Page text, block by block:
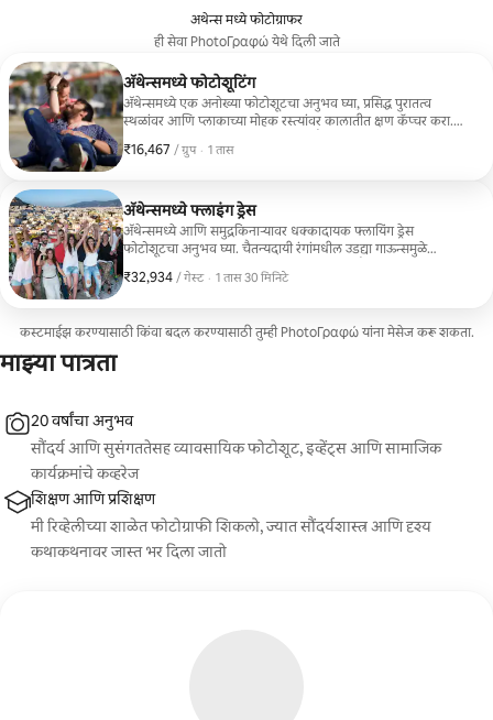
अथेन्स मध्ये फोटोग्राफर
ही सेवा PhotoΓραφώ येथे दिली जाते
ॲथेन्समध्ये फोटोशूटिंग
ॲथेन्समध्ये एक अनोख्या फोटोशूटचा अनुभव घ्या, प्रसिद्ध पुरातत्व
स्थळांवर आणि प्लाकाच्या मोहक रस्त्यांवर कालातीत क्षण कॅप्चर करा.
संस्कृती, सौंदर्य आणि अस्सल ग्रीक वातावरण यांचे मिश्रण आहे. भव्य
प्रतिबिंबित करतात आणि तुम्हाला जगातील सर्वात ऐतिहासिक
ठिकाणांपैकी एकाच्या अविस्मरणीय आठवणी देतात.
₹16,467 / ग्रुप
₹16,467, प्रति ग्रुप
, · 1 तास
ॲथेन्समध्ये फ्लाइंग ड्रेस
ॲथेन्समध्ये आणि समुद्रकिनाऱ्यावर धक्कादायक फ्लायिंग ड्रेस
फोटोशूटचा अनुभव घ्या. चैतन्यदायी रंगांमधील उडद्या गाऊन्समुळे
हालचालींचे आकर्षक चित्र निर्माण होते. ऐतिहासिक पार्श्वभूमीपासून ते
क्षण दिसून येतात.
₹32,934 / गेस्ट
₹32,934 प्रति गेस्ट
, · 1 तास 30 मिनिटे
कस्टमाईझ करण्यासाठी किंवा बदल करण्यासाठी तुम्ही PhotoΓραφώ यांना मेसेज करू शकता.
माझ्या पात्रता
20 वर्षांचा अनुभव
सौंदर्य आणि सुसंगततेसह व्यावसायिक फोटोशूट, इव्हेंट्स आणि सामाजिक
कार्यक्रमांचे कव्हरेज
शिक्षण आणि प्रशिक्षण
मी रिव्हेलीच्या शाळेत फोटोग्राफी शिकलो, ज्यात सौंदर्यशास्त्र आणि दृश्य
कथाकथनावर जास्त भर दिला जातो